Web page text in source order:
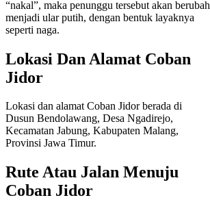
“nakal”, maka penunggu tersebut akan berubah
menjadi ular putih, dengan bentuk layaknya
seperti naga.
Lokasi Dan Alamat Coban
Jidor
Lokasi dan alamat Coban Jidor berada di
Dusun Bendolawang, Desa Ngadirejo,
Kecamatan Jabung, Kabupaten Malang,
Provinsi Jawa Timur.
Rute Atau Jalan Menuju
Coban Jidor